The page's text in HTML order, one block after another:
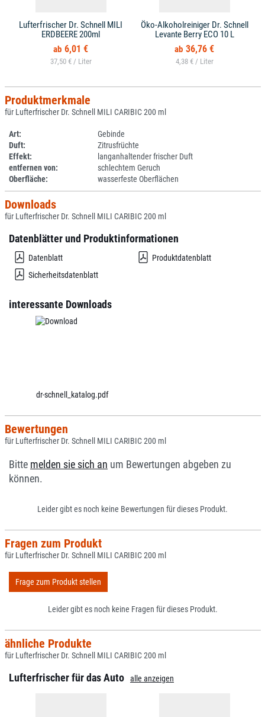
Lufterfrischer Dr. Schnell MILI
ERDBEERE 200ml
6,01 €
37,50 € /
Öko-Alkoholreiniger Dr. Schnell
Levante Berry ECO 10 L
36,76 €
4,38 € /
Produktmerkmale
für Lufterfrischer Dr. Schnell MILI CARIBIC 200 ml
Art:
Gebinde
Duft:
Zitrusfrüchte
Effekt:
langanhaltender frischer Duft
entfernen von:
schlechtem Geruch
Oberfläche:
wasserfeste Oberflächen
Downloads
für Lufterfrischer Dr. Schnell MILI CARIBIC 200 ml
Datenblätter und Produktinformationen
Datenblatt
Produktdatenblatt
Sicherheitsdatenblatt
interessante Downloads
dr-schnell_katalog.pdf
Bewertungen
für Lufterfrischer Dr. Schnell MILI CARIBIC 200 ml
Bitte melden sie sich an um Bewertungen abgeben zu
können.
Leider gibt es noch keine Bewertungen für dieses Produkt.
Fragen zum Produkt
für Lufterfrischer Dr. Schnell MILI CARIBIC 200 ml
Frage zum Produkt stellen
Leider gibt es noch keine Fragen für dieses Produkt.
ähnliche Produkte
für Lufterfrischer Dr. Schnell MILI CARIBIC 200 ml
Lufterfrischer für das Auto alle anzeigen